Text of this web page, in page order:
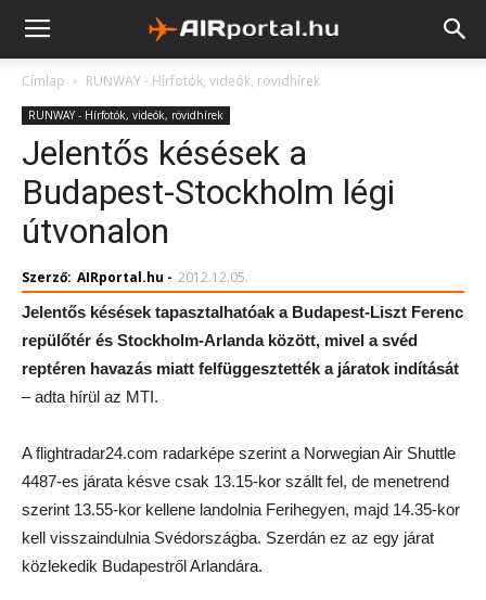
Címlap RUNWAY - Hírfotók, videók, rövidhírek
RUNWAY - Hírfotók, videók, rövidhírek
Jelentős késések a
Budapest-Stockholm légi
útvonalon
Szerző: AIRportal.hu - 2012.12.05.
Jelentős késések tapasztalhatóak a Budapest-Liszt Ferenc
repülőtér és Stockholm-Arlanda között, mivel a svéd
reptéren havazás miatt felfüggesztették a járatok indítását
– adta hírül az MTI.
A flightradar24.com radarképe szerint a Norwegian Air Shuttle
4487-es járata késve csak 13.15-kor szállt fel, de menetrend
szerint 13.55-kor kellene landolnia Ferihegyen, majd 14.35-kor
kell visszaindulnia Svédországba. Szerdán ez az egy járat
közlekedik Budapestről Arlandára.